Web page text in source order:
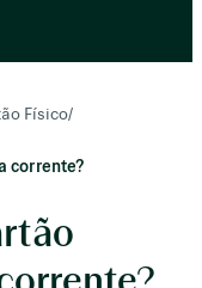
Físico/
corrente?